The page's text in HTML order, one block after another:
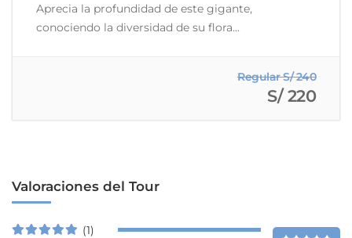
Aprecia la profundidad de este gigante,
conociendo la diversidad de su flora...
Regular S/ 240
S/ 220
Valoraciones del Tour
(1)